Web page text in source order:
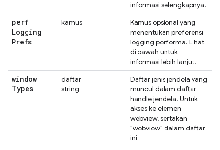
informasi selengkapnya.
perf
Logging
Prefs
kamus
Kamus opsional yang
menentukan preferensi
logging performa. Lihat
di bawah untuk
informasi lebih lanjut.
window
Types
daftar
string
Daftar jenis jendela yang
muncul dalam daftar
handle jendela. Untuk
akses ke elemen
webview, sertakan
"webview" dalam daftar
ini.